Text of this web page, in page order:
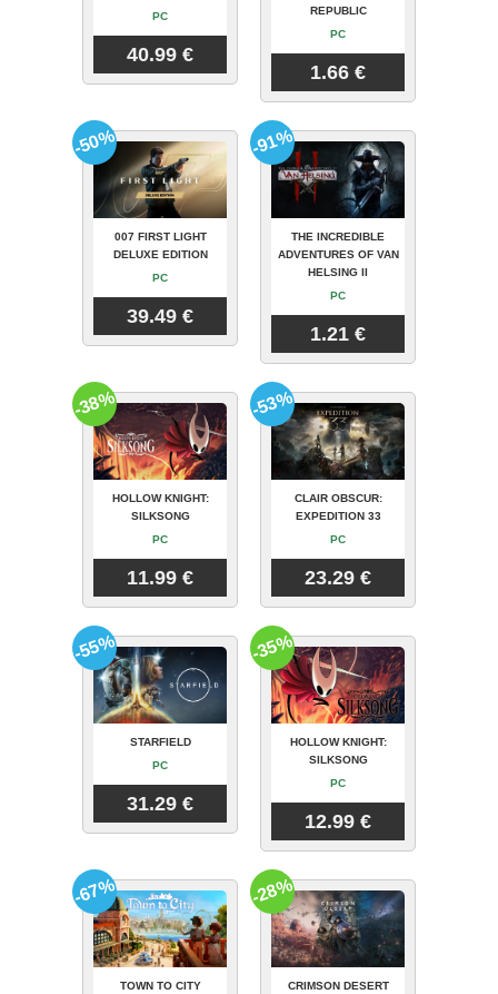
PC
40.99 €
REPUBLIC
PC
1.66 €
007 FIRST LIGHT
DELUXE EDITION
PC
39.49 €
-50%
THE INCREDIBLE
ADVENTURES OF VAN
HELSING II
PC
1.21 €
-91%
HOLLOW KNIGHT:
SILKSONG
PC
11.99 €
-38%
CLAIR OBSCUR:
EXPEDITION 33
PC
23.29 €
-53%
STARFIELD
PC
31.29 €
-55%
HOLLOW KNIGHT:
SILKSONG
PC
12.99 €
-35%
TOWN TO CITY
-67%
CRIMSON DESERT
-28%